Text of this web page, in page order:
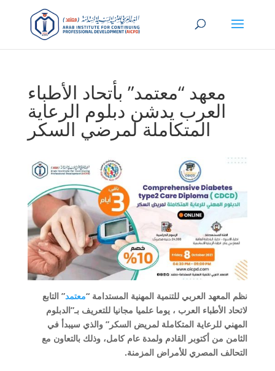
معهد “معتمد” بأتحاد الأطباء
العرب يدشن دبلوم الرعاية
المتكاملة لمرضي السكر
نظم المعهد العربي للتنمية المهنية المستدامة “معتمد” التابع
لاتحاد الأطباء العرب ، يوما علميا مجانيا للتعريف بـ”الدبلوم
المهني للرعاية المتكاملة لمريض السكر” والذي سيبدأ في
الثامن من أكتوبر القادم ولمدة عام كامل، وذلك بالتعاون مع
التحالف المصري للأمراض المزمنة.